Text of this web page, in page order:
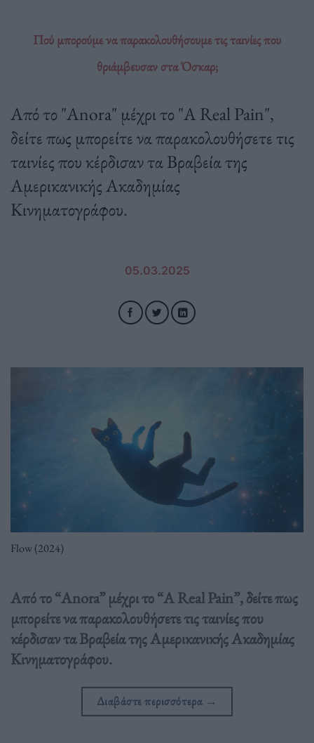
Πού μπορούμε να παρακολουθήσουμε τις ταινίες που
θριάμβευσαν στα Όσκαρ;
Από το "Anora" μέχρι το "A Real Pain",
δείτε πως μπορείτε να παρακολουθήσετε τις
ταινίες που κέρδισαν τα Βραβεία της
Αμερικανικής Ακαδημίας
Κινηματογράφου.
05.03.2025
Flow (2024)
Από το “Anora” μέχρι το “A Real Pain”, δείτε πως
μπορείτε να παρακολουθήσετε τις ταινίες που
κέρδισαν τα Βραβεία της Αμερικανικής Ακαδημίας
Κινηματογράφου.
Διαβάστε περισσότερα →